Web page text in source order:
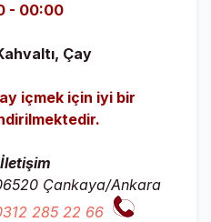
- 00:00
Çay
içmek için iyi bir
Çankaya/Ankara
285 22 66